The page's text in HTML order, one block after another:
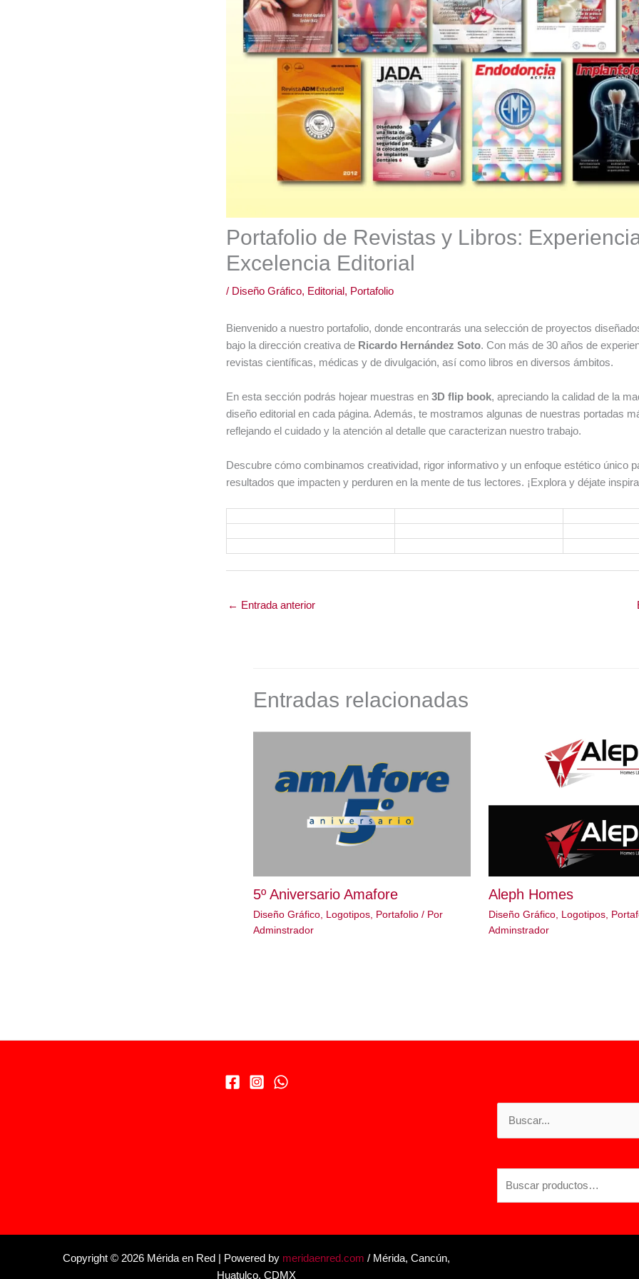
Portafolio de Revistas y Libros:
Excelencia Editorial
/ Diseño Gráfico, Editorial, Portafolio
Bienvenido a nuestro portafolio, donde encontrarás una selección de proyectos
bajo la dirección creativa de Ricardo Hernández Soto. Con más de 30 años de
revistas científicas, médicas y de divulgación, así como libros en diversos ámbitos.
En esta sección podrás hojear muestras en 3D flip book, apreciando la calidad de la
diseño editorial en cada página. Además, te mostramos algunas de nuestras portadas
reflejando el cuidado y la atención al detalle que caracterizan nuestro trabajo.
Descubre cómo combinamos creatividad, rigor informativo y un enfoque estético único
resultados que impacten y perduren en la mente de tus lectores. ¡Explora y déjate
← Entrada anterior
Entradas relacionadas
5º Aniversario Amafore
Diseño Gráfico, Logotipos, Portafolio/ Por
Adminstrador
Aleph Homes
Diseño Gráfico, Logotipos,
Adminstrador
por:
por:
Copyright © 2026 Mérida en Red | Powered by meridaenred.com / Mérida, Cancún,
Huatulco, CDMX